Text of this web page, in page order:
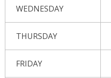
WEDNESDAY
THURSDAY
FRIDAY